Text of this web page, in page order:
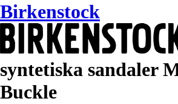
Birkenstock
syntetiska sandaler
Buckle